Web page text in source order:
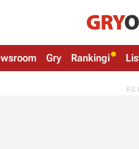
Gry Rankingi